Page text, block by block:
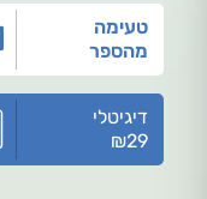
טעימה
מהספר
דיגיטלי
₪29